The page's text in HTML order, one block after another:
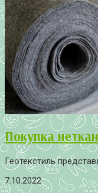
Покупка
Геотекстиль
7.10.2022